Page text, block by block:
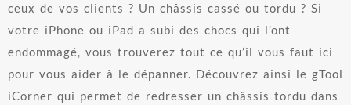
ceux de vos clients ? Un châssis cassé ou tordu ? Si
votre iPhone ou iPad a subi des chocs qui l’ont
endommagé, vous trouverez tout ce qu’il vous faut ici
pour vous aider à le dépanner. Découvrez ainsi le gTool
iCorner qui permet de redresser un châssis tordu dans